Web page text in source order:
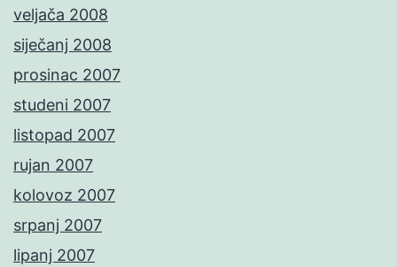
veljača 2008
siječanj 2008
prosinac 2007
studeni 2007
listopad 2007
rujan 2007
kolovoz 2007
srpanj 2007
lipanj 2007